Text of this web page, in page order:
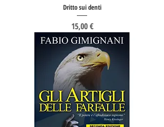
Dritto sui denti
Prezzo
15,00 €